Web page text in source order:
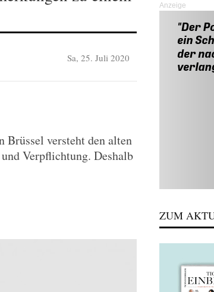
Sa, 25. Juli 2020
versteht den alten
Verpflichtung. Deshalb
Anzeige
ZUM